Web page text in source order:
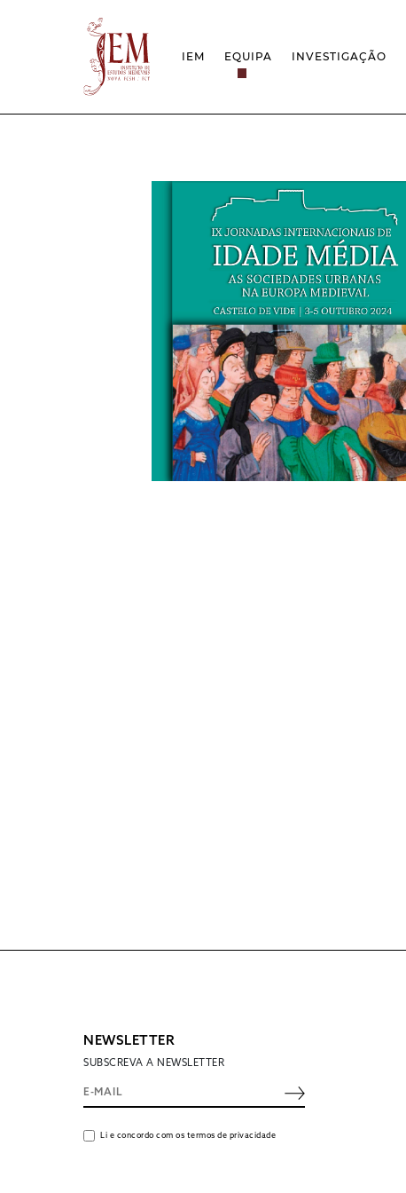
IEM
PROJETO ESTRATÉGICO
RELATÓRIOS FCT
QUESTÕES DE ASSÉDIO E ÉTICA
EQUIPA INVESTIGAÇÃO
NEWSLETTER
SUBSCREVA A NEWSLETTER
Li e concordo com os termos de privacidade